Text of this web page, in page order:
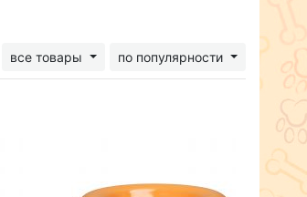
все товары по популярности